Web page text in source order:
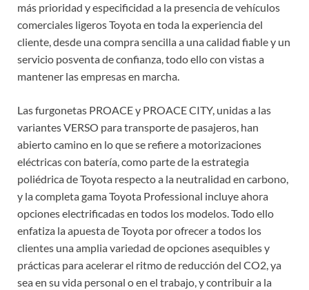
más prioridad y especificidad a la presencia de vehículos
comerciales ligeros Toyota en toda la experiencia del
cliente, desde una compra sencilla a una calidad fiable y un
servicio posventa de confianza, todo ello con vistas a
mantener las empresas en marcha.
Las furgonetas PROACE y PROACE CITY, unidas a las
variantes VERSO para transporte de pasajeros, han
abierto camino en lo que se refiere a motorizaciones
eléctricas con batería, como parte de la estrategia
poliédrica de Toyota respecto a la neutralidad en carbono,
y la completa gama Toyota Professional incluye ahora
opciones electrificadas en todos los modelos. Todo ello
enfatiza la apuesta de Toyota por ofrecer a todos los
clientes una amplia variedad de opciones asequibles y
prácticas para acelerar el ritmo de reducción del CO2, ya
sea en su vida personal o en el trabajo, y contribuir a la